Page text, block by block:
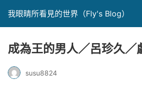
我眼睛所看見的世界（Fly's Blog）
成為王的男人／呂珍久／
susu8824